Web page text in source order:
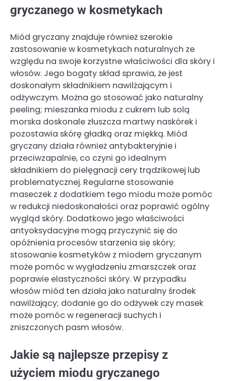
gryczanego w kosmetykach
Miód gryczany znajduje również szerokie
zastosowanie w kosmetykach naturalnych ze
względu na swoje korzystne właściwości dla skóry i
włosów. Jego bogaty skład sprawia, że jest
doskonałym składnikiem nawilżającym i
odżywczym. Można go stosować jako naturalny
peeling; mieszanka miodu z cukrem lub solą
morska doskonale złuszcza martwy naskórek i
pozostawia skórę gładką oraz miękką. Miód
gryczany działa również antybakteryjnie i
przeciwzapalnie, co czyni go idealnym
składnikiem do pielęgnacji cery trądzikowej lub
problematycznej. Regularne stosowanie
maseczek z dodatkiem tego miodu może pomóc
w redukcji niedoskonałości oraz poprawić ogólny
wygląd skóry. Dodatkowo jego właściwości
antyoksydacyjne mogą przyczynić się do
opóźnienia procesów starzenia się skóry;
stosowanie kosmetyków z miodem gryczanym
może pomóc w wygładzeniu zmarszczek oraz
poprawie elastyczności skóry. W przypadku
włosów miód ten działa jako naturalny środek
nawilżający; dodanie go do odżywek czy masek
może pomóc w regeneracji suchych i
zniszczonych pasm włosów.
Jakie są najlepsze przepisy z
użyciem miodu gryczanego